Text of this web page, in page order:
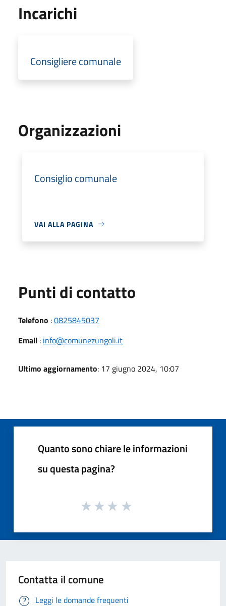
Incarichi
Consigliere comunale
Organizzazioni
Consiglio comunale
VAI ALLA PAGINA
Punti di contatto
Telefono :0825845037
Email : info@comunezungoli.it
Ultimo aggiornamento: 17 giugno 2024, 10:07
Quanto sono chiare le informazioni
su questa pagina?
Contatta il comune
Leggi le domande frequenti